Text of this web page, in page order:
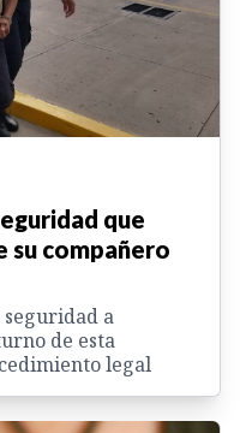
que
su compañero
a
de esta
legal